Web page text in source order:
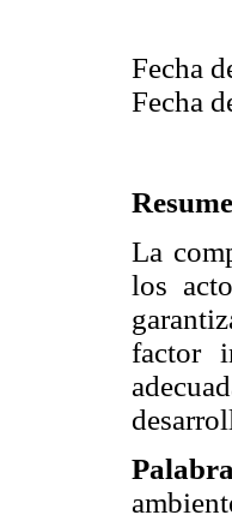
Fecha
Fecha
La
los
factor